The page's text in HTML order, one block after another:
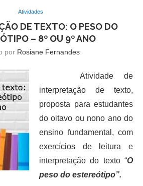
Atividades
DE TEXTO: O PESO DO
– 8º OU 9º ANO
por Rosiane Fernandes
Atividade de
interpretação de texto,
proposta para estudantes
do oitavo ou nono ano do
ensino fundamental, com
exercícios de leitura e
interpretação do texto “O
peso do estereótipo”.